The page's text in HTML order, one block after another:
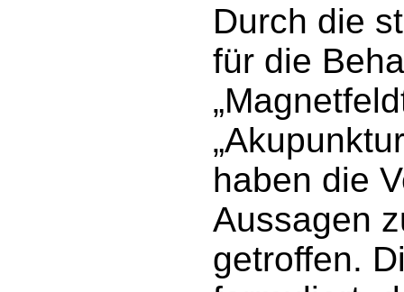
Durch die
für die
haben die
Aussagen
getroffen.